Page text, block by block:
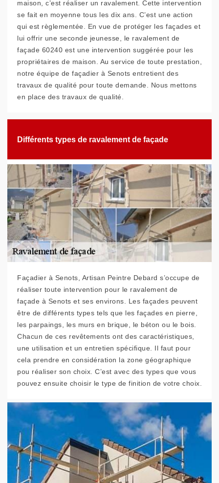
maison, c’est réaliser un ravalement. Cette intervention
se fait en moyenne tous les dix ans. C’est une action
qui est règlementée. En vue de protéger les façades et
lui offrir une seconde jeunesse, le ravalement de
façade 60240 est une intervention suggérée pour les
propriétaires de maison. Au service de toute prestation,
notre équipe de façadier à Senots entretient des
travaux de qualité pour toute demande. Nous mettons
en place des travaux de qualité.
Différents types de ravalement de façade
Façadier à Senots, Artisan Peintre Debard s’occupe de
réaliser toute intervention pour le ravalement de
façade à Senots et ses environs. Les façades peuvent
être de différents types tels que les façades en pierre,
les parpaings, les murs en brique, le béton ou le bois.
Chacun de ces revêtements ont des caractéristiques,
une utilisation et un entretien spécifique. Il faut pour
cela prendre en considération la zone géographique
pou réaliser son choix. C’est avec des types que vous
pouvez ensuite choisir le type de finition de votre choix.